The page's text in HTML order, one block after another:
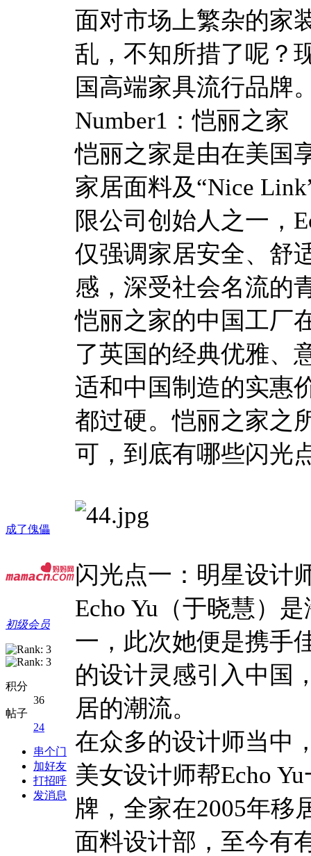
成了傀儡
初级会员
积分
36
帖子
24
串个门
加好友
打招呼
发消息
面对市场上繁杂的家
乱，不知所措了呢？
国高端家具流行品牌
Number1：恺丽之家
恺丽之家是由在美国
家居面料及“Nice
限公司创始人之一，
仅强调家居安全、舒
感，深受社会名流的
恺丽之家的中国工厂
了英国的经典优雅、
适和中国制造的实惠
都过硬。恺丽之家之
可，到底有哪些闪光
闪光点一：明星设计
Echo Yu（于晓慧）
一，此次她便是携手
的设计灵感引入中国
居的潮流。
在众多的设计师当中
美女设计师帮Echo
牌，全家在2005年移
面料设计部，至今有